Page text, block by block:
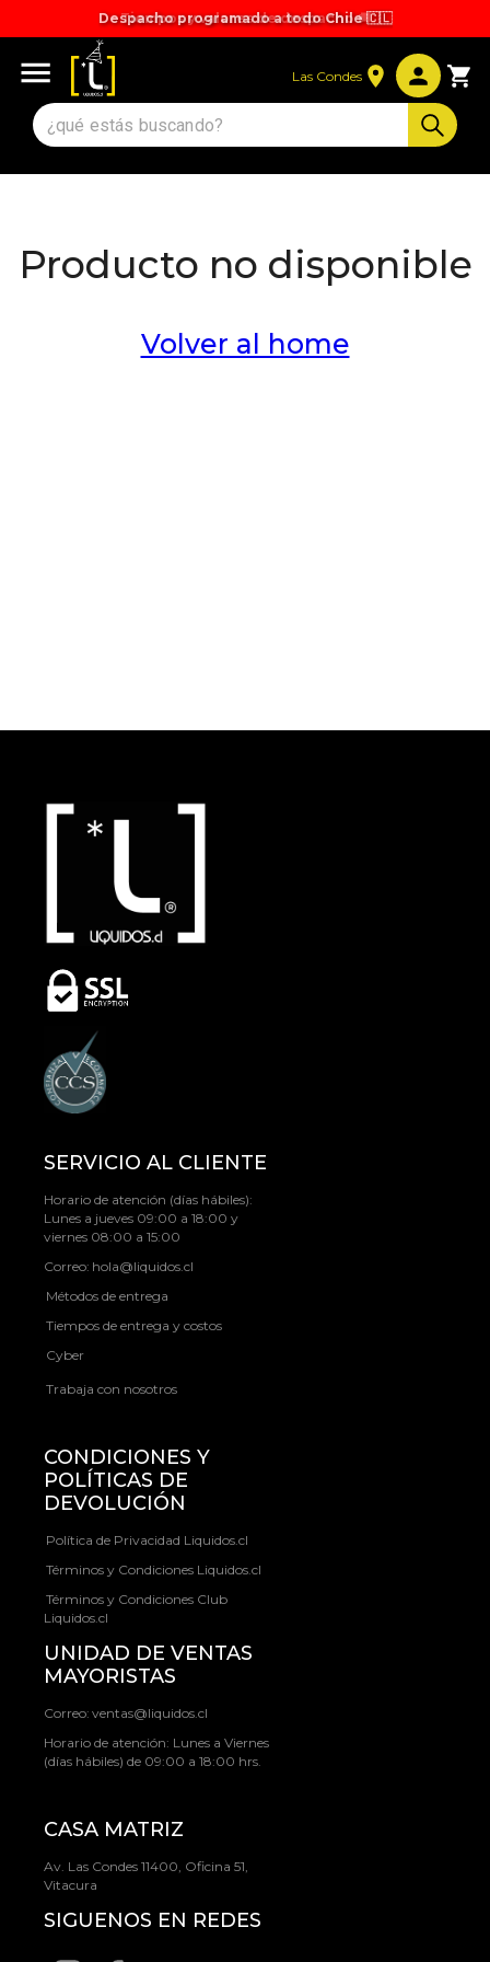
Despacho programado a todo Chile 🇨🇱
Tiempos y valores de despacho 🚚
Las Condes
Producto no disponible
Volver al home
SERVICIO AL CLIENTE
Horario de atención (días hábiles):
Lunes a jueves 09:00 a 18:00 y
viernes 08:00 a 15:00
Correo: hola@liquidos.cl
Métodos de entrega
Tiempos de entrega y costos
Cyber
Trabaja con nosotros
CONDICIONES Y
POLÍTICAS DE
DEVOLUCIÓN
Política de Privacidad Liquidos.cl
Términos y Condiciones Liquidos.cl
Términos y Condiciones Club
Liquidos.cl
UNIDAD DE VENTAS
MAYORISTAS
Correo: ventas@liquidos.cl
Horario de atención: Lunes a Viernes
(días hábiles) de 09:00 a 18:00 hrs.
CASA MATRIZ
Av. Las Condes 11400, Oficina 51,
Vitacura
SIGUENOS EN REDES